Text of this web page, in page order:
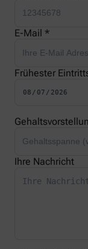
E-Mail *
Frühester
Ihre Nachricht